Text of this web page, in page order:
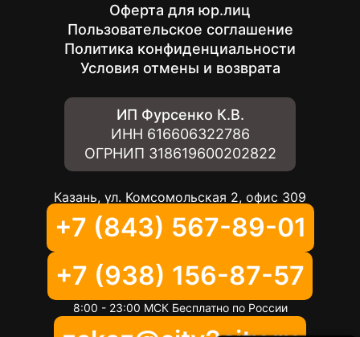
Оферта для юр.лиц
Пользовательское соглашение
Политика конфиденциальности
Условия отмены и возврата
ИП Фурсенко К.В.
ИНН 616606322786
ОГРНИП 318619600202822
Казань, ул. Комсомольская 2, офис 309
+7 (843) 567-89-01
+7 (938) 156-87-57
8:00 - 23:00 МСК Бесплатно по России